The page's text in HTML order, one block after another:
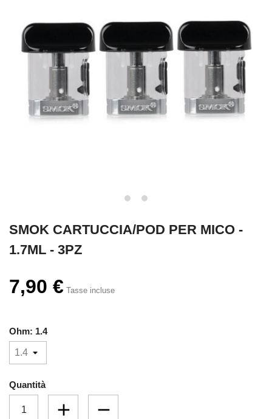
SMOK CARTUCCIA/POD PER MICO -
1.7ML - 3PZ
7,90 € Tasse incluse
Ohm: 1.4
Quantità